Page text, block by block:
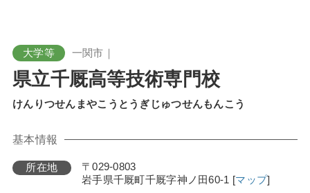
大学等 一関市｜
県立千厩高等技術専門校
けんりつせんまやこうとうぎじゅつせんもんこう
基本情報
所在地
〒029-0803
岩手県千厩町千厩字神ノ田60-1 [マップ]